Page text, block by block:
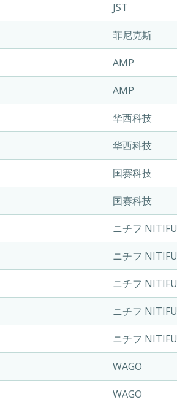
JST
菲尼克斯
AMP
AMP
华西科技
华西科技
国赛科技
国赛科技
ニチフ NITIFU
ニチフ NITIFU
ニチフ NITIFU
ニチフ NITIFU
ニチフ NITIFU
WAGO
WAGO